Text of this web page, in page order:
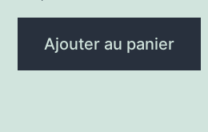
Ajouter au panier